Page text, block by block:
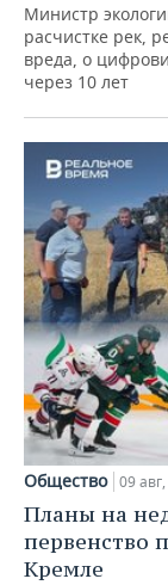
Министр
расчистке рек,
вреда, о
через 10 лет
Общество 09
Планы на
первенство
Кремле